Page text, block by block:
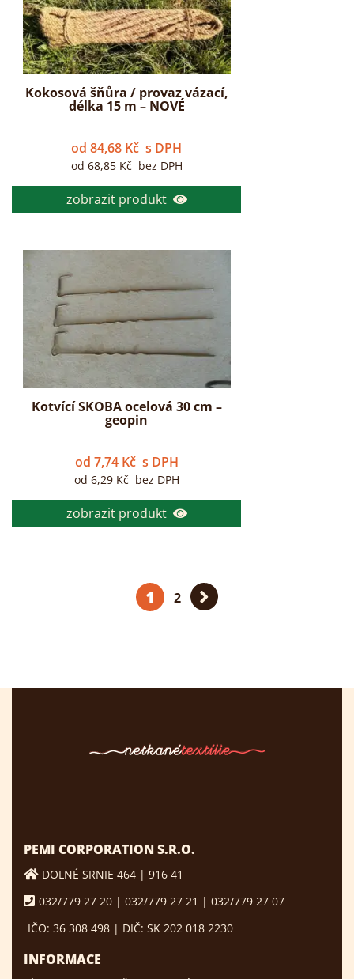
Kokosová šňůra / provaz vázací,
délka 15 m – NOVÉ
od 84,68 Kč s DPH
od 68,85 Kč bez DPH
zobrazit produkt
Kotvící SKOBA ocelová 30 cm –
geopin
od 7,74 Kč s DPH
od 6,29 Kč bez DPH
zobrazit produkt
1 2
PEMI CORPORATION S.R.O.
DOLNÉ SRNIE 464 | 916 41
032/779 27 20 | 032/779 27 21 | 032/779 27 07
IČO: 36 308 498 | DIČ: SK 202 018 2230
INFORMACE